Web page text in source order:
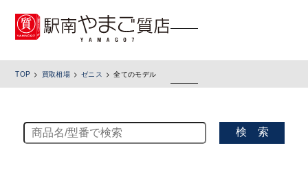
toggle
TOP 買取相場 ゼニス 全てのモデル
検 索